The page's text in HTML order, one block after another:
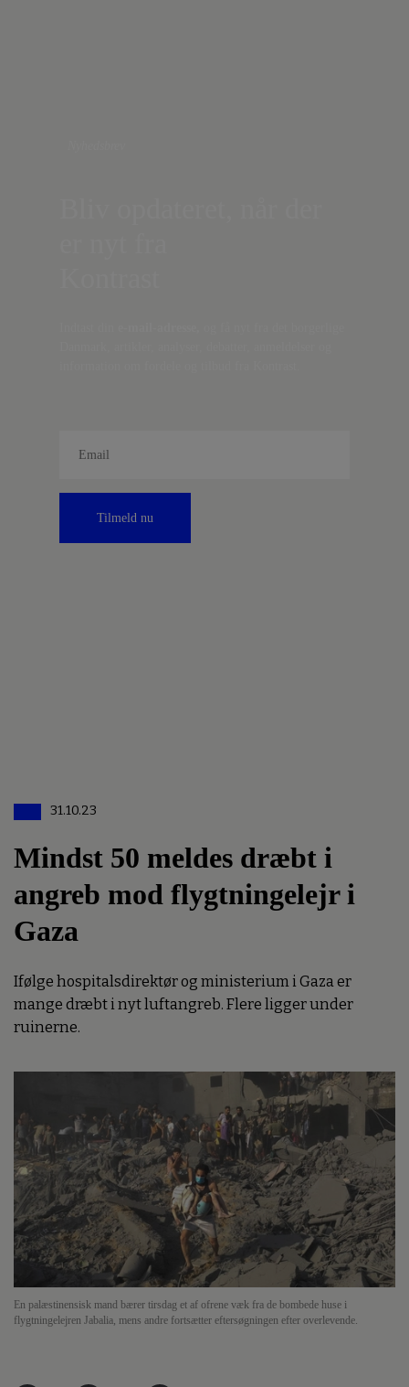
Tilmeld nu
31.10.23
Mindst 50 meldes dræbt i
angreb mod flygtningelejr i
Gaza
Ifølge hospitalsdirektør og ministerium i Gaza er
mange dræbt i nyt luftangreb. Flere ligger under
ruinerne.
En palæstinensisk mand bærer tirsdag et af ofrene væk fra de bombede huse i
flygtningelejren Jabalia, mens andre fortsætter eftersøgningen efter overlevende.